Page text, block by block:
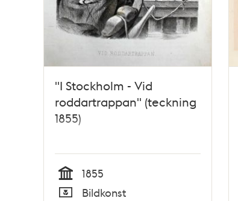
"I Stockholm - Vid
roddartrappan" (teckning
1855)
Tid
1855
Bildkonst